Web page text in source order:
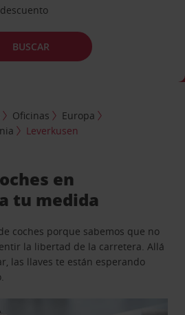
BUSCAR
Oficinas
Europa
Leverkusen
en
tu medida
coches porque sabemos que no
la libertad de la carretera. Allá
las llaves te están esperando